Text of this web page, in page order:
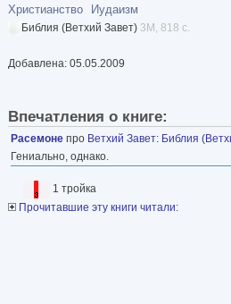
Христианство Иудаизм
Библия (Ветхий Завет) 3M, 818 с.
Добавлена: 05.05.2009
Впечатления о книге:
Расемоне про Ветхий Завет: Библия
Гениально, однако.
1 тройка
Прочитавшие эту книги читали: